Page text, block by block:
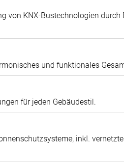
von KNX-Bustechnologien durch
und funktionales
für jeden Gebäudestil.
inkl.